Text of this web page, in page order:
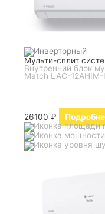
Мульти-сплит
Внутренний блок
Match LAC-
26100₽